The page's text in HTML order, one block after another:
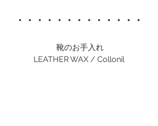
・・・・・・・・・・・・・
靴のお手入れ
LEATHER WAX / Collonil